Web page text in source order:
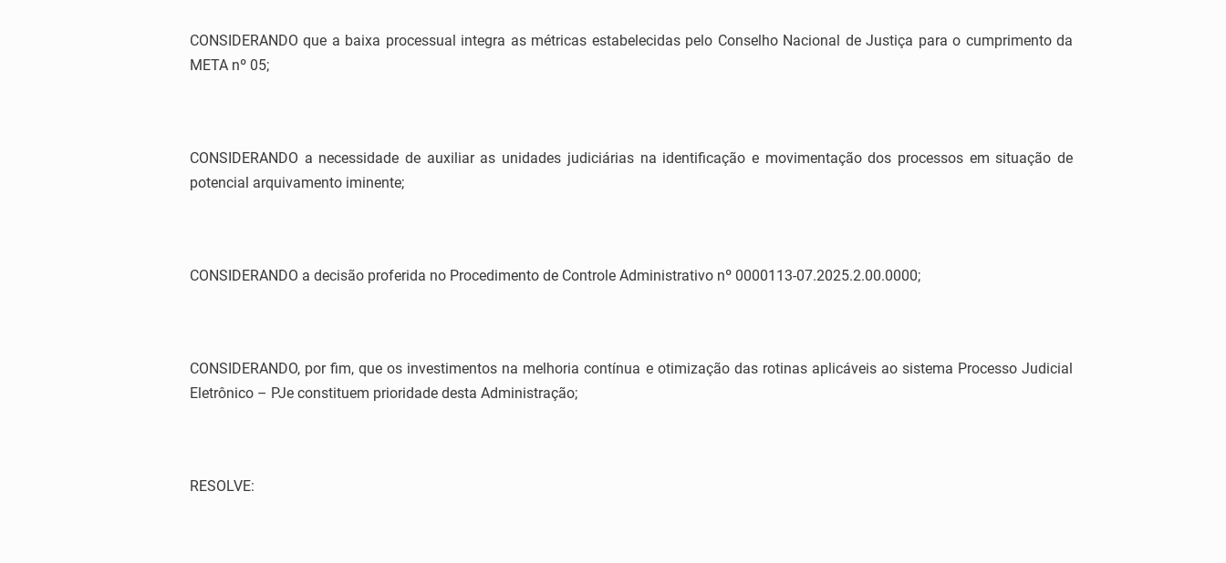
CONSIDERANDO que a baixa processual integra as métricas estabelecidas pelo Conselho Nacional de Justiça para o cumprimento da
META nº 05;
CONSIDERANDO a necessidade de auxiliar as unidades judiciárias na identificação e movimentação dos processos em situação de
potencial arquivamento iminente;
CONSIDERANDO a decisão proferida no Procedimento de Controle Administrativo nº 0000113-07.2025.2.00.0000;
CONSIDERANDO, por fim, que os investimentos na melhoria contínua e otimização das rotinas aplicáveis ao sistema Processo Judicial
Eletrônico – PJe constituem prioridade desta Administração;
RESOLVE: